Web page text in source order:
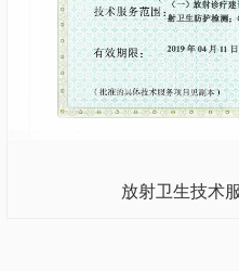
放射卫生技术